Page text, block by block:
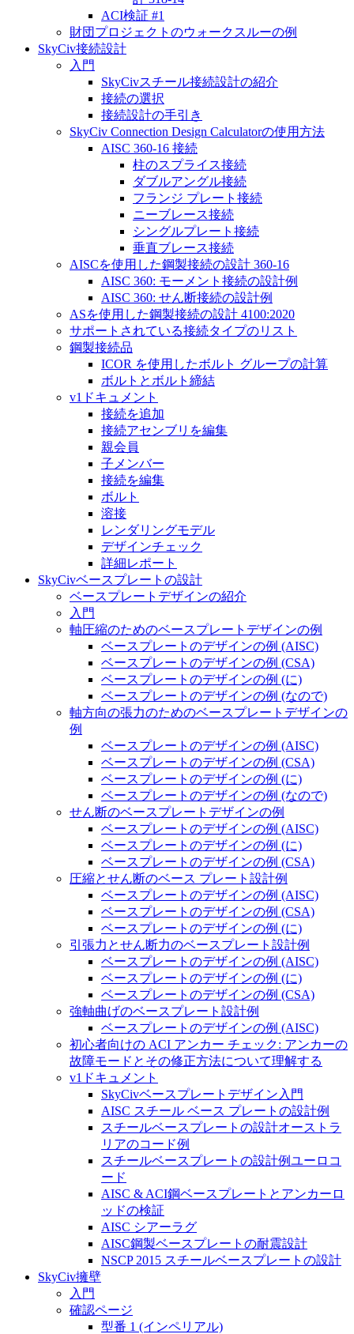
ACI検証 #1
財団プロジェクトのウォークスルーの例
SkyCiv接続設計
入門
SkyCivスチール接続設計の紹介
接続の選択
接続設計の手引き
SkyCiv Connection Design Calculatorの使用方法
AISC 360-16 接続
柱のスプライス接続
ダブルアングル接続
フランジ プレート接続
ニーブレース接続
シングルプレート接続
垂直ブレース接続
AISCを使用した鋼製接続の設計 360-16
AISC 360: モーメント接続の設計例
AISC 360: せん断接続の設計例
ASを使用した鋼製接続の設計 4100:2020
サポートされている接続タイプのリスト
鋼製接続品
ICOR を使用したボルト グループの計算
ボルトとボルト締結
v1ドキュメント
接続を追加
接続アセンブリを編集
親会員
子メンバー
接続を編集
ボルト
溶接
レンダリングモデル
デザインチェック
詳細レポート
SkyCivベースプレートの設計
ベースプレートデザインの紹介
入門
軸圧縮のためのベースプレートデザインの例
ベースプレートのデザインの例 (AISC)
ベースプレートのデザインの例 (CSA)
ベースプレートのデザインの例 (に)
ベースプレートのデザインの例 (なので)
軸方向の張力のためのベースプレートデザインの
例
ベースプレートのデザインの例 (AISC)
ベースプレートのデザインの例 (CSA)
ベースプレートのデザインの例 (に)
ベースプレートのデザインの例 (なので)
せん断のベースプレートデザインの例
ベースプレートのデザインの例 (AISC)
ベースプレートのデザインの例 (に)
ベースプレートのデザインの例 (CSA)
圧縮とせん断のベース プレート設計例
ベースプレートのデザインの例 (AISC)
ベースプレートのデザインの例 (CSA)
ベースプレートのデザインの例 (に)
引張力とせん断力のベースプレート設計例
ベースプレートのデザインの例 (AISC)
ベースプレートのデザインの例 (に)
ベースプレートのデザインの例 (CSA)
強軸曲げのベースプレート設計例
ベースプレートのデザインの例 (AISC)
初心者向けの ACI アンカー チェック: アンカーの
故障モードとその修正方法について理解する
v1ドキュメント
SkyCivベースプレートデザイン入門
AISC スチール ベース プレートの設計例
スチールベースプレートの設計オーストラ
リアのコード例
スチールベースプレートの設計例ユーロコ
ード
AISC & ACI鋼ベースプレートとアンカーロ
ッドの検証
AISC シアーラグ
AISC鋼製ベースプレートの耐震設計
NSCP 2015 スチールベースプレートの設計
SkyCiv擁壁
入門
確認ページ
型番 1 (インペリアル)